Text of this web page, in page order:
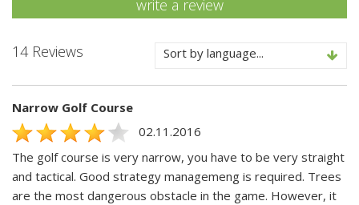
write a review
14 Reviews Sort by language...
Narrow Golf Course
02.11.2016
The golf course is very narrow, you have to be very straight
and tactical. Good strategy managemeng is required. Trees
are the most dangerous obstacle in the game. However, it